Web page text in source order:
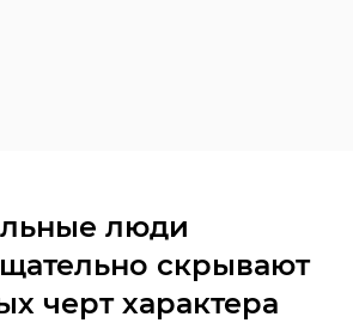
люди
скрывают
черт характера